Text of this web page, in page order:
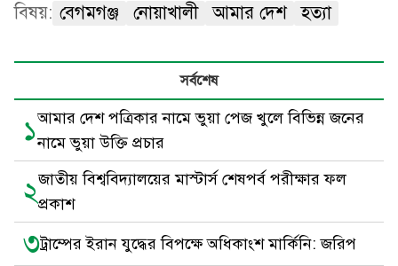
বিষয়: বেগমগঞ্জ নোয়াখালী আমার দেশ হত্যা
সর্বশেষ
১আমার দেশ পত্রিকার নামে ভুয়া পেজ খুলে বিভিন্ন জনের
নামে ভুয়া উক্তি প্রচার
২জাতীয় বিশ্ববিদ্যালয়ের মাস্টার্স শেষপর্ব পরীক্ষার ফল
প্রকাশ
৩ট্রাম্পের ইরান যুদ্ধের বিপক্ষে অধিকাংশ মার্কিনি: জরিপ